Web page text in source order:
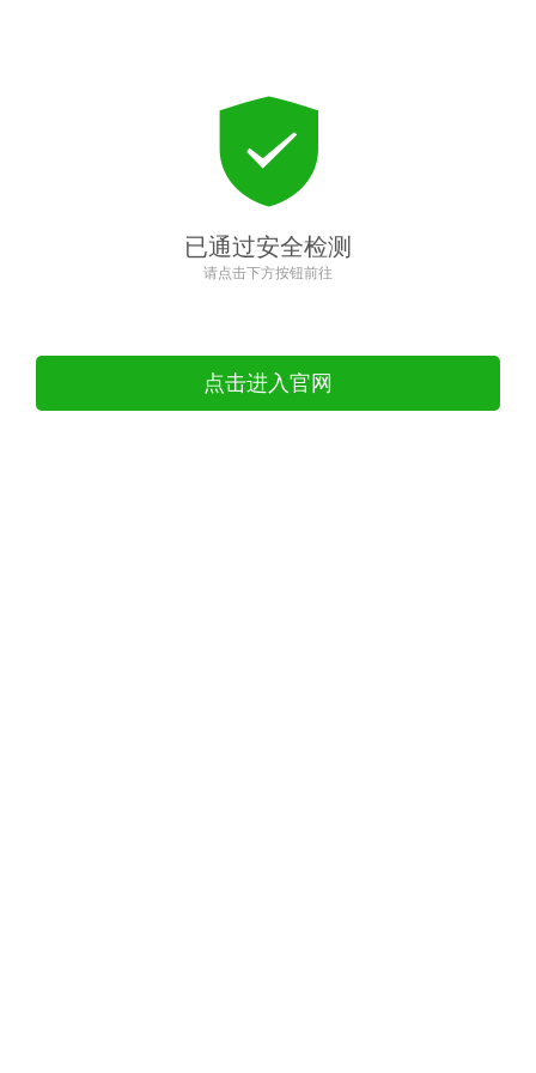
已通过安全检测
请点击下方按钮前往
点击进入官网